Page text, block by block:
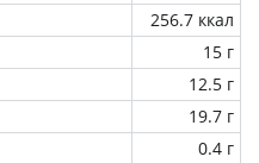
256.7 ккал
15 г
12.5 г
19.7 г
0.4 г